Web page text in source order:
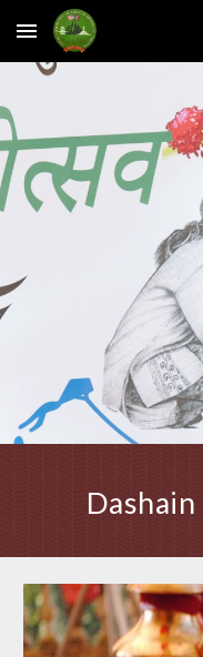
Skip to main content
Dashain